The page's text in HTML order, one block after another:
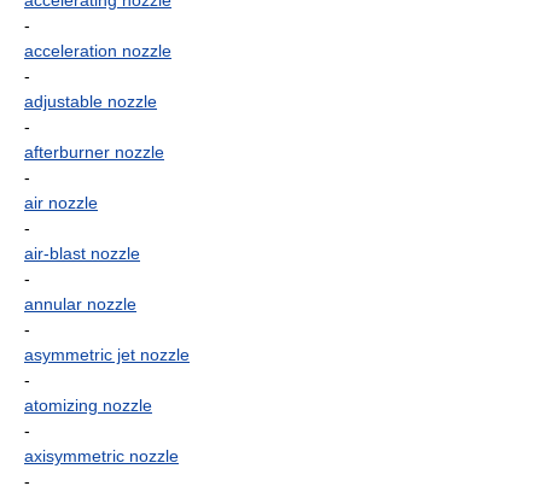
-
acceleration nozzle
-
adjustable nozzle
-
afterburner nozzle
-
air nozzle
-
air-blast nozzle
-
annular nozzle
-
asymmetric jet nozzle
-
atomizing nozzle
-
axisymmetric nozzle
-